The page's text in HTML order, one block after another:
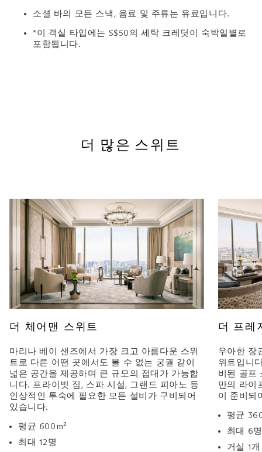
소셜 바의 모든 스낵, 음료 및 주류는 유료입니다.
*이 객실 타입에는 S$50의 세탁 크레딧이 숙박일별로
포함됩니다.
더 많은 스위트
더 체어맨 스위트
마리나 베이 샌즈에서 가장 크고 아름다운 스위
트로 다른 어떤 곳에서도 볼 수 없는 궁궐 같이
넓은 공간을 제공하며 큰 규모의 접대가 가능합
니다. 프라이빗 짐, 스파 시설, 그랜드 피아노 등
인상적인 투숙에 필요한 모든 설비가 구비되어
있습니다.
평균 600m²
최대 12명
더 프레
우아한 장
위트입니
비된 골프
만의 라이
이 준비되
평균
최대 6명
거실 1